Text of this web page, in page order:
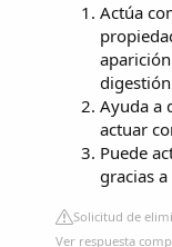
Actúa
Ayuda a
actuar
Puede
gracias
Solicitud de
Ver respuesta